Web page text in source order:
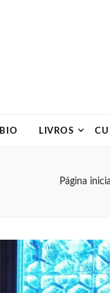
BIO LIVROS
Página inicial